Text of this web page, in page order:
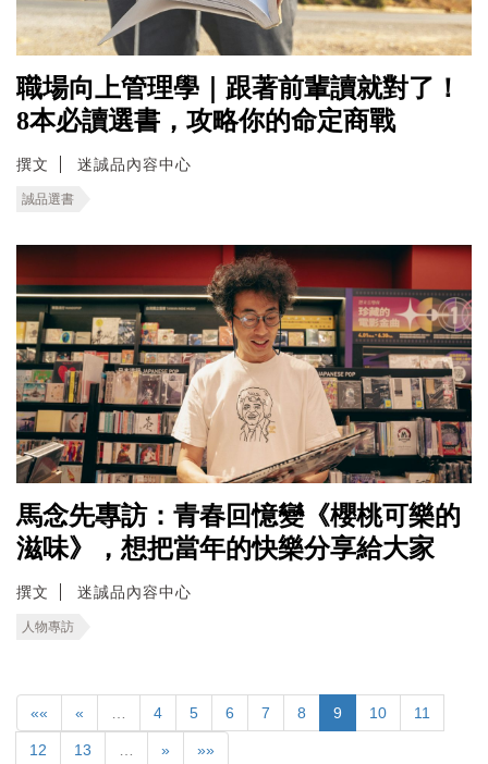
職場向上管理學｜跟著前輩讀就對了！
8本必讀選書，攻略你的命定商戰
撰文 迷誠品內容中心
誠品選書
馬念先專訪：青春回憶變《櫻桃可樂的
滋味》，想把當年的快樂分享給大家
撰文 迷誠品內容中心
人物專訪
«« « 4 5 6 7 8 9 10 11
12 13 » »»